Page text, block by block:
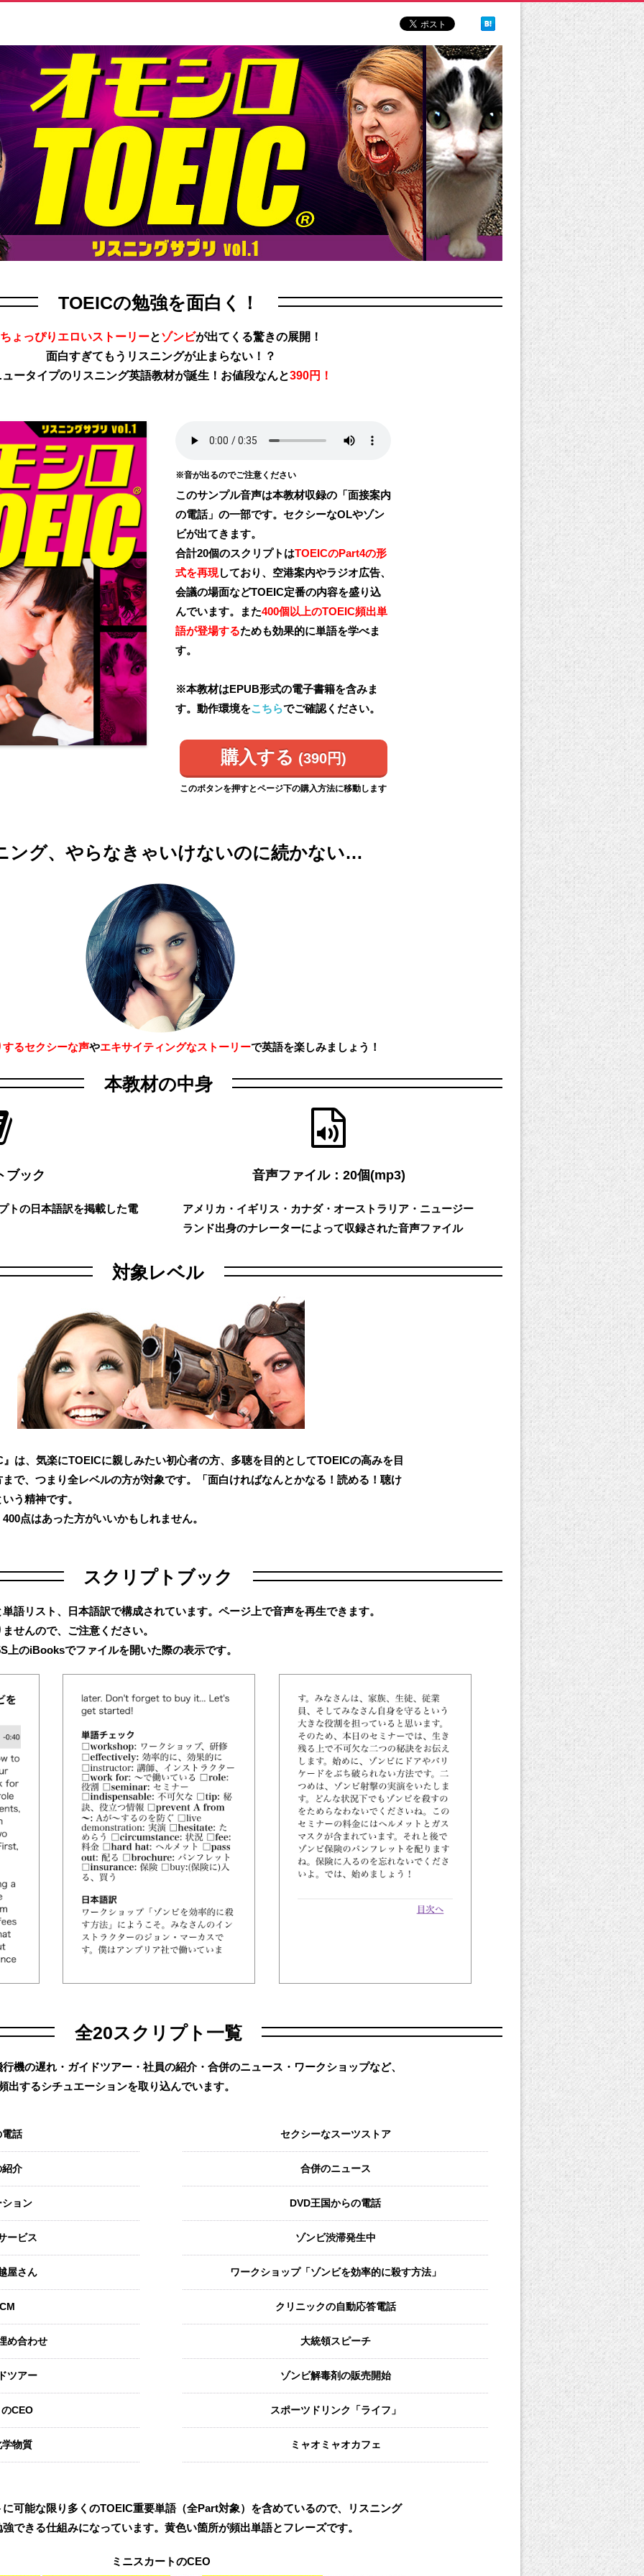
TOEICの勉強を面白く！
ちょっぴりエロいストーリーとゾンビが出てくる驚きの展開！
面白すぎてもうリスニングが止まらない！？
ータイプのリスニング英語教材が誕生！お値段なんと390円！
※音が出るのでご注意ください
このサンプル音声は本教材収録の「面接案内
の電話」の一部です。セクシーなOLやゾン
ビが出てきます。
合計20個のスクリプトはTOEICのPart4の形
式を再現しており、空港案内やラジオ広告、
会議の場面などTOEIC定番の内容を盛り込
んでいます。また400個以上のTOEIC頻出単
語が登場するためも効果的に単語を学べま
す。
※本教材はEPUB形式の電子書籍を含みま
す。動作環境をこちらでご確認ください。
購入する (390円)
このボタンを押すとページ下の購入方法に移動します
ング、やらなきゃいけないのに続かない…
するセクシーな声やエキサイティングなストーリーで英語を楽しみましょう！
本教材の中身
ブック
トの日本語訳を掲載した電
音声ファイル：20個(mp3)
アメリカ・イギリス・カナダ・オーストラリア・ニュージー
ランド出身のナレーターによって収録された音声ファイル
対象レベル
は、気楽にTOEICに親しみたい初心者の方、多聴を目的としてTOEICの高みを目
で、つまり全レベルの方が対象です。「面白ければなんとかなる！読める！聴け
う精神です。
点はあった方がいいかもしれません。
スクリプトブック
語リスト、日本語訳で構成されています。ページ上で音声を再生できます。
せんので、ご注意ください。
上のiBooksでファイルを開いた際の表示です。
全20スクリプト一覧
機の遅れ・ガイドツアー・社員の紹介・合併のニュース・ワークショップなど、
出するシチュエーションを取り込んでいます。
話
介
ョン
ービス
屋さん
め合わせ
ツアー
CEO
物質
セクシーなスーツストア
合併のニュース
DVD王国からの電話
ゾンビ渋滞発生中
ワークショップ「ゾンビを効率的に殺す方法」
クリニックの自動応答電話
大統領スピーチ
ゾンビ解毒剤の販売開始
スポーツドリンク「ライフ」
ミャオミャオカフェ
可能な限り多くのTOEIC重要単語（全Part対象）を含めているので、リスニング
できる仕組みになっています。黄色い箇所が頻出単語とフレーズです。
ミニスカートのCEO